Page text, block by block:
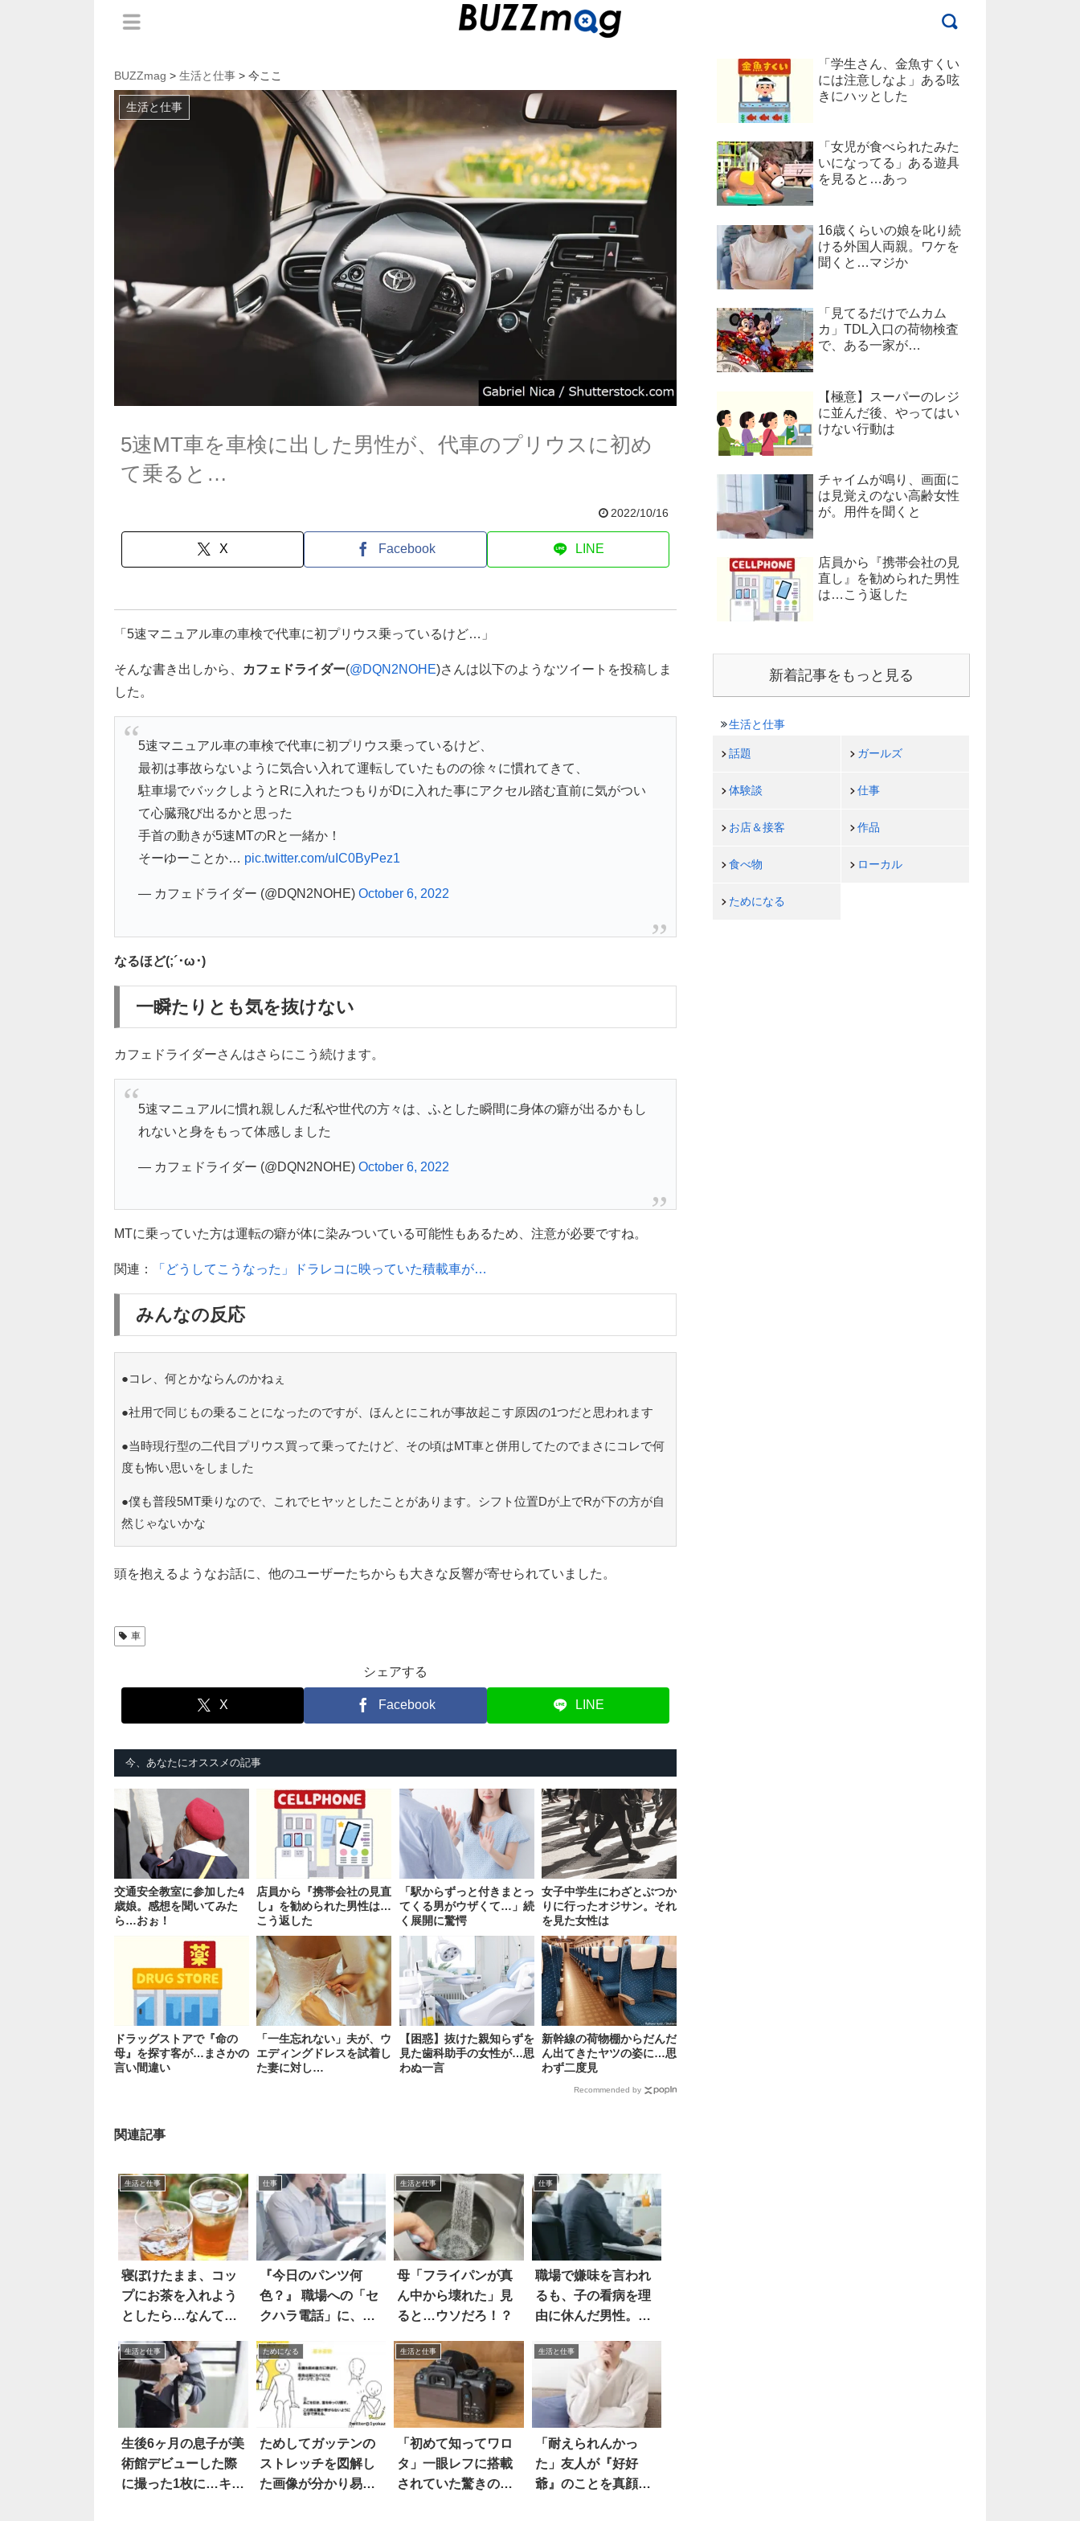
BUZZmag > 生活と仕事 > 今ここ
生活と仕事
5速MT車を車検に出した男性が、代車のプリウスに初め
て乗ると…
2022/10/16
X Facebook LINE
「5速マニュアル車の車検で代車に初プリウス乗っているけど…」
そんな書き出しから、 カフェドライダー(@DQN2NOHE)さんは以下のようなツイートを投稿しま
した。
5速マニュアル車の車検で代車に初プリウス乗っているけど、
最初は事故らないように気合い入れて運転していたものの徐々に慣れてきて、
駐車場でバックしようとRに入れたつもりがDに入れた事にアクセル踏む直前に気がつい
て心臓飛び出るかと思った
手首の動きが5速MTのRと一緒か！
そーゆーことか… pic.twitter.com/uIC0ByPez1
— カフェドライダー (@DQN2NOHE) October 6, 2022
なるほど(;´･ω･)
一瞬たりとも気を抜けない
カフェドライダーさんはさらにこう続けます。
5速マニュアルに慣れ親しんだ私や世代の方々は、ふとした瞬間に身体の癖が出るかもし
れないと身をもって体感しました
— カフェドライダー (@DQN2NOHE) October 6, 2022
MTに乗っていた方は運転の癖が体に染みついている可能性もあるため、注意が必要ですね。
関連： 「どうしてこうなった」ドラレコに映っていた積載車が…
みんなの反応
●コレ、何とかならんのかねぇ
●社用で同じもの乗ることになったのですが、ほんとにこれが事故起こす原因の1つだと思われます
●当時現行型の二代目プリウス買って乗ってたけど、その頃はMT車と併用してたのでまさにコレで何
度も怖い思いをしました
●僕も普段5MT乗りなので、これでヒヤッとしたことがあります。シフト位置Dが上でRが下の方が自
然じゃないかな
頭を抱えるようなお話に、他のユーザーたちからも大きな反響が寄せられていました。
車
シェアする
X Facebook LINE
今、あなたにオススメの記事
交通安全教室に参加した4
歳娘。感想を聞いてみた
ら…おぉ！
店員から『携帯会社の見直
し』を勧められた男性は…
こう返した
「駅からずっと付きまとっ
てくる男がウザくて…」続
く展開に驚愕
女子中学生にわざとぶつか
りに行ったオジサン。それ
を見た女性は
ドラッグストアで『命の
母』を探す客が…まさかの
言い間違い
「一生忘れない」夫が、ウ
エディングドレスを試着し
た妻に対し…
【困惑】抜けた親知らずを
見た歯科助手の女性が…思
わぬ一言
新幹線の荷物棚からだんだ
ん出てきたヤツの姿に…思
わず二度見
Recommended by
関連記事
生活と仕事
寝ぼけたまま、コッ
プにお茶を入れよう
としたら…なんてこ
仕事
『今日のパンツ何
色？』 職場への「セ
クハラ電話」に、と
た！！
生活と仕事
母「フライパンが真
ん中から壊れた」見
ると…ウソだろ！？
仕事
職場で嫌味を言われ
るも、子の看病を理
由に休んだ男性。そ
生活と仕事
生後6ヶ月の息子が美
術館デビューした際
に撮った1枚に…キュ
ためになる
ためしてガッテンの
ストレッチを図解し
た画像が分かり易く
生活と仕事
「初めて知ってワロ
タ」一眼レフに搭載
されていた驚きの機
生活と仕事
「耐えられんかっ
た」友人が『好好
爺』のことを真顔
「学生さん、金魚すくい
には注意しなよ」ある呟
きにハッとした
「女児が食べられたみた
いになってる」ある遊具
を見ると…あっ
16歳くらいの娘を叱り続
ける外国人両親。ワケを
聞くと…マジか
「見てるだけでムカム
カ」TDL入口の荷物検査
で、ある一家が…
【極意】スーパーのレジ
に並んだ後、やってはい
けない行動は
チャイムが鳴り、画面に
は見覚えのない高齢女性
が。用件を聞くと
店員から『携帯会社の見
直し』を勧められた男性
は…こう返した
新着記事をもっと見る
生活と仕事
話題 ガールズ
体験談 仕事
お店＆接客 作品
食べ物 ローカル
ためになる